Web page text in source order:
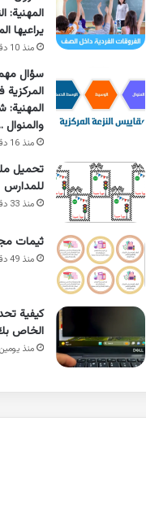
المهنية:
يراعيها
منذ 10 دقائق
سؤال
المركزية
منذ 16 دقيقة
تحميل
للمدارس
منذ 33 دقيقة
ثيمات
منذ 49 دقيقة
كيفية
الخاص
منذ يومين